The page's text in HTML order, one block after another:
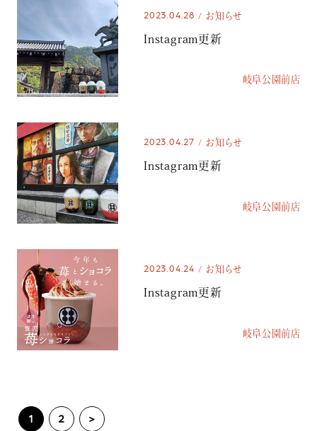
2023.04.28 お知らせ
Instagram更新
岐阜公園前店
2023.04.27 お知らせ
Instagram更新
岐阜公園前店
2023.04.24 お知らせ
Instagram更新
岐阜公園前店
1 2 >